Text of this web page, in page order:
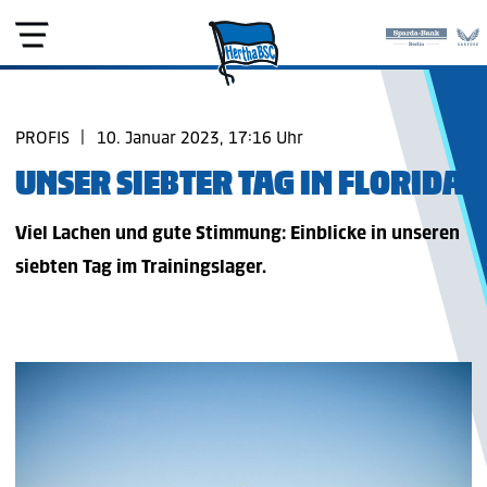
PROFIS 10. Januar 2023, 17:16 Uhr
UNSER SIEBTER TAG IN FLORIDA
Viel Lachen und gute Stimmung: Einblicke in unseren
siebten Tag im Trainingslager.